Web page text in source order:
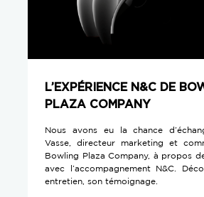
L’EXPÉRIENCE N&C DE
PLAZA COMPANY
Nous avons eu la chance
Vasse, directeur marketing et
Bowling Plaza Company, à propos
avec l’accompagnement N&C.
entretien, son témoignage.